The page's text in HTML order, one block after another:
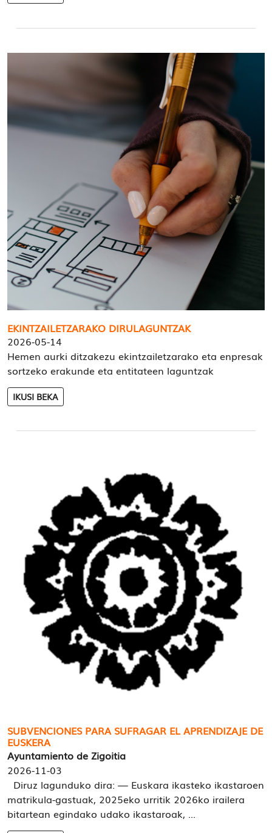
EKINTZAILETZARAKO DIRULAGUNTZAK
2026-05-14
Hemen aurki ditzakezu ekintzailetzarako eta enpresak
sortzeko erakunde eta entitateen laguntzak
IKUSI BEKA
SUBVENCIONES PARA SUFRAGAR EL APRENDIZAJE DE
EUSKERA
Ayuntamiento de Zigoitia
2026-11-03
Diruz lagunduko dira: — Euskara ikasteko ikastaroen
matrikula-gastuak, 2025eko urritik 2026ko irailera
bitartean egindako udako ikastaroak, ...